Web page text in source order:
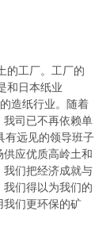
的工厂。工厂的
和日本纸业
造纸行业。随着
司已不再依赖单
有远见的领导班子
应优质高岭土和
们把经济成就与
们得以为我们的
我们更环保的矿